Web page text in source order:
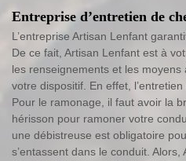
Entreprise d’entretien de
L’entreprise Artisan Lenfant
De ce fait, Artisan Lenfant est à
les renseignements et les
votre dispositif. En effet,
Pour le ramonage, il faut avoir la
hérisson pour ramoner votre
une débistreuse est obligatoire
s’entassent dans le conduit.